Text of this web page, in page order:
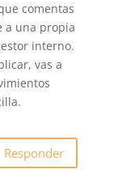
comentas
a una propia
interno.
vas a
Responder